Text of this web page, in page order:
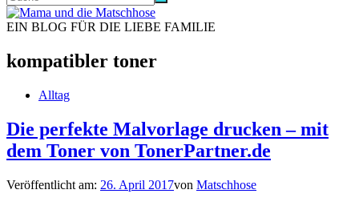
EIN BLOG FÜR DIE LIEBE FAMILIE
kompatibler toner
Alltag
Die perfekte Malvorlage drucken – mit
dem Toner von TonerPartner.de
Veröffentlicht am: 26. April 2017von Matschhose